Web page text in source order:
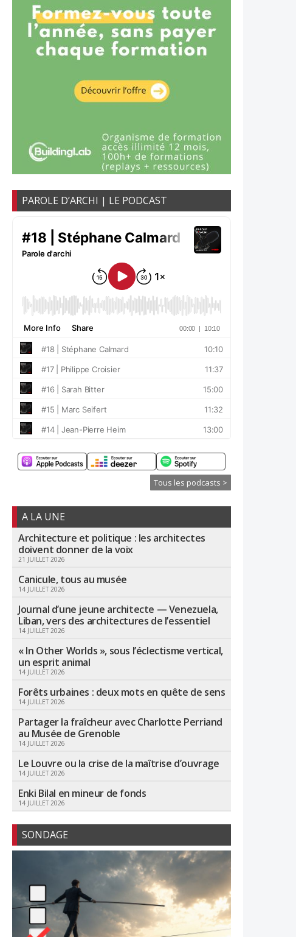
PAROLE D’ARCHI | LE PODCAST
Tous les podcasts >
A LA UNE
Architecture et politique : les architectes
doivent donner de la voix
21 JUILLET 2026
Canicule, tous au musée
14 JUILLET 2026
Journal d’une jeune architecte — Venezuela,
Liban, vers des architectures de l’essentiel
14 JUILLET 2026
« In Other Worlds », sous l’éclectisme vertical,
un esprit animal
14 JUILLET 2026
Forêts urbaines : deux mots en quête de sens
14 JUILLET 2026
Partager la fraîcheur avec Charlotte Perriand
au Musée de Grenoble
14 JUILLET 2026
Le Louvre ou la crise de la maîtrise d’ouvrage
14 JUILLET 2026
Enki Bilal en mineur de fonds
14 JUILLET 2026
SONDAGE